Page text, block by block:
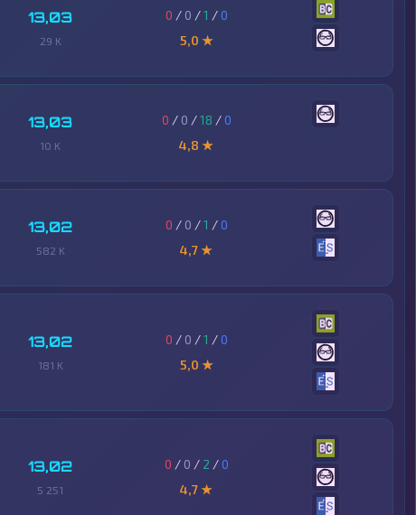
13,03
29 K
0 / 0 /1 /0
5,0 ★
13,03
10 K
0 / 0 /18 /0
4,8 ★
13,02
582 K
0 / 0 /1 /0
4,7 ★
13,02
181 K
0 / 0 /1 /0
5,0 ★
13,02
5 251
0 / 0 / 2 /0
4,7 ★